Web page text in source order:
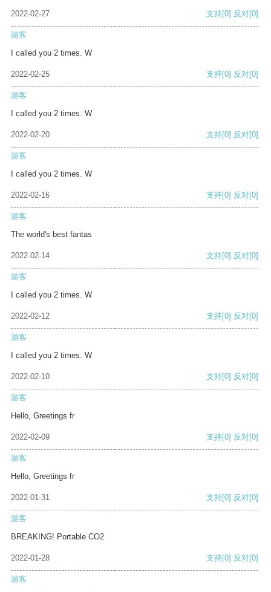
2022-02-27 支持[0] 反对[0]
游客
I called you 2 times. W
2022-02-25 支持[0] 反对[0]
游客
I called you 2 times. W
2022-02-20 支持[0] 反对[0]
游客
I called you 2 times. W
2022-02-16 支持[0] 反对[0]
游客
The world's best fantas
2022-02-14 支持[0] 反对[0]
游客
I called you 2 times. W
2022-02-12 支持[0] 反对[0]
游客
I called you 2 times. W
2022-02-10 支持[0] 反对[0]
游客
Hello, Greetings fr
2022-02-09 支持[0] 反对[0]
游客
Hello, Greetings fr
2022-01-31 支持[0] 反对[0]
游客
BREAKING! Portable CO2
2022-01-28 支持[0] 反对[0]
游客